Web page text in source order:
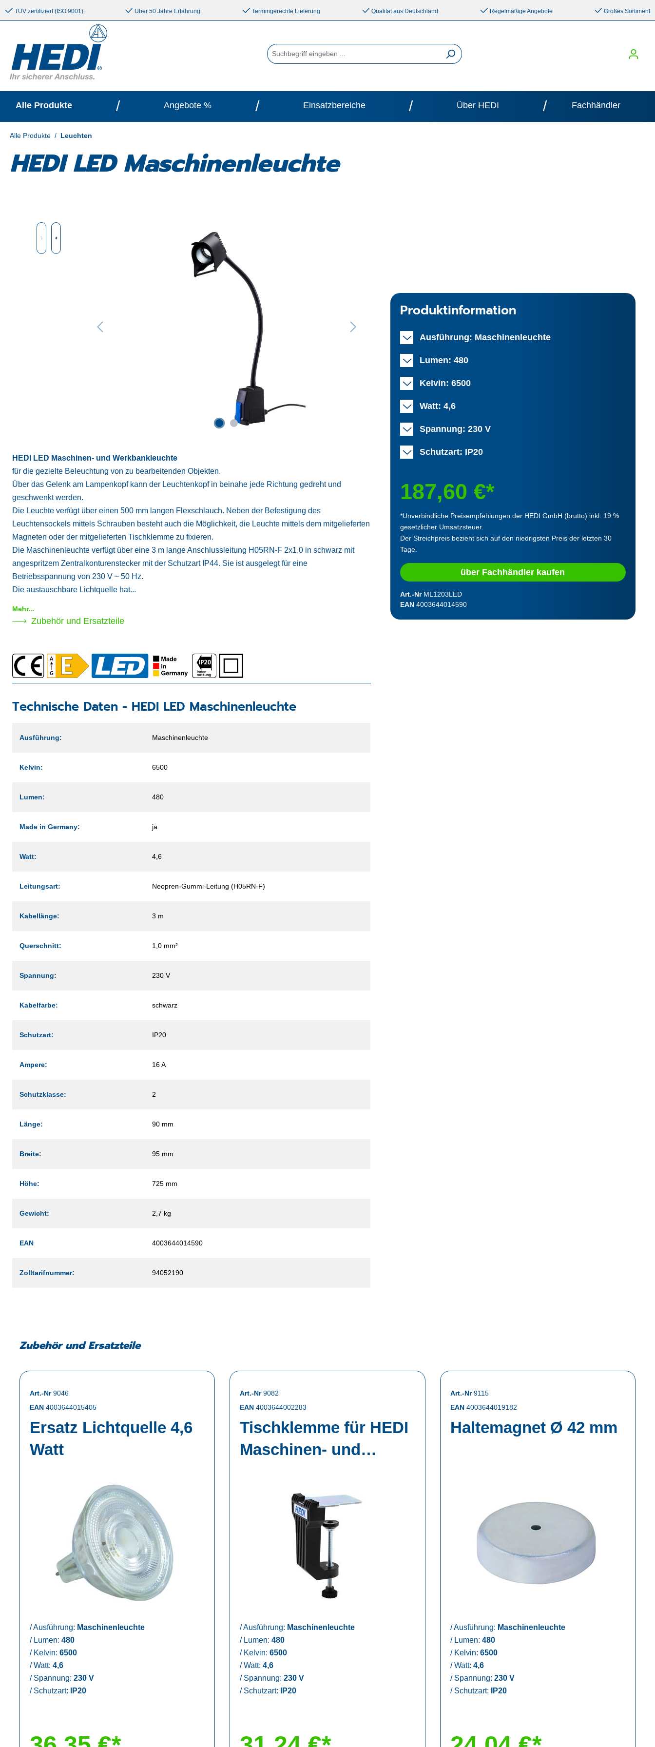
springen Zur Hauptnavigation springen
TÜV zertifiziert (ISO 9001) Über 50 Jahre Erfahrung Termingerechte Lieferung Qualität aus Deutschland Regelmäßige Angebote Großes Sortiment
Alle Produkte / Angebote % / Einsatzbereiche / Über HEDI / Fachhändler
Alle Produkte / Leuchten
HEDI LED Maschinenleuchte
HEDI LED Maschinen- und Werkbankleuchte
für die gezielte Beleuchtung von zu bearbeitenden Objekten.
Über das Gelenk am Lampenkopf kann der Leuchtenkopf in beinahe jede Richtung gedreht und
geschwenkt werden.
Die Leuchte verfügt über einen 500 mm langen Flexschlauch. Neben der Befestigung des
Leuchtensockels mittels Schrauben besteht auch die Möglichkeit, die Leuchte mittels dem mitgelieferten
Magneten oder der mitgelieferten Tischklemme zu fixieren.
Die Maschinenleuchte verfügt über eine 3 m lange Anschlussleitung H05RN-F 2x1,0 in schwarz mit
angespritzem Zentralkonturenstecker mit der Schutzart IP44. Sie ist ausgelegt für eine
Betriebsspannung von 230 V ~ 50 Hz.
Die austauschbare Lichtquelle hat...
Mehr...
Zubehör und Ersatzteile
Technische Daten - HEDI LED Maschinenleuchte
Ausführung: Maschinenleuchte
Kelvin: 6500
Lumen: 480
Made in Germany: ja
Watt: 4,6
Leitungsart: Neopren-Gummi-Leitung (H05RN-F)
Kabellänge: 3 m
Querschnitt: 1,0 mm²
Spannung: 230 V
Kabelfarbe: schwarz
Schutzart: IP20
Ampere: 16 A
Schutzklasse: 2
Länge: 90 mm
Breite: 95 mm
Höhe: 725 mm
Gewicht: 2,7 kg
EAN 4003644014590
Zolltarifnummer: 94052190
Produktinformation
Ausführung: Maschinenleuchte
Lumen: 480
Kelvin: 6500
Watt: 4,6
Spannung: 230 V
Schutzart: IP20
187,60 €*
*Unverbindliche Preisempfehlungen der HEDI GmbH (brutto) inkl. 19 %
gesetzlicher Umsatzsteuer.
Der Streichpreis bezieht sich auf den niedrigsten Preis der letzten 30
Tage.
über Fachhändler kaufen
Art.-Nr ML1203LED
EAN 4003644014590
Zubehör und Ersatzteile
Art.-Nr9046
EAN 4003644015405
Ersatz Lichtquelle 4,6
Watt
/Ausführung: Maschinenleuchte
/Lumen: 480
/Kelvin: 6500
/Watt: 4,6
/Spannung: 230 V
/Schutzart: IP20
Art.-Nr9082
EAN4003644002283
Tischklemme für HEDI
Maschinen- und
/Ausführung: Maschinenleuchte
/Lumen:480
/Kelvin:6500
/Watt:4,6
/Spannung:230 V
/Schutzart: IP20
Art.-Nr9115
EAN 4003644019182
Haltemagnet Ø 42 mm
/Ausführung: Maschinenleuchte
/Lumen: 480
/Kelvin: 6500
/Watt: 4,6
/Spannung: 230 V
/Schutzart: IP20